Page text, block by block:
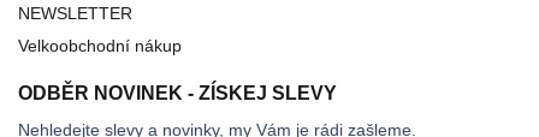
NEWSLETTER
Velkoobchodní nákup
ODBĚR NOVINEK - ZÍSKEJ SLEVY
Nehledejte slevy a novinky, my Vám je rádi zašleme.